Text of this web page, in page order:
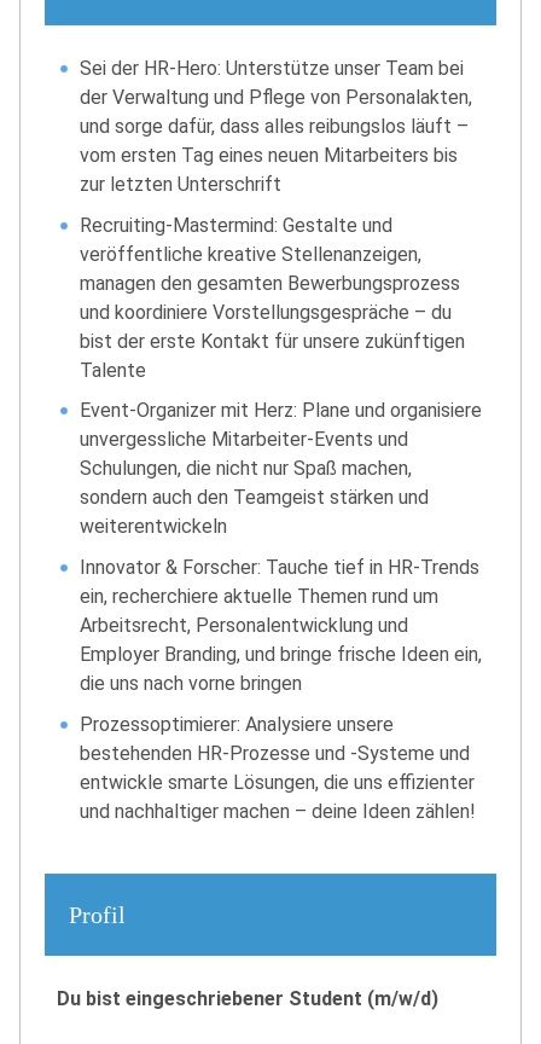
Sei der HR-Hero: Unterstütze unser Team bei
der Verwaltung und Pflege von Personalakten,
und sorge dafür, dass alles reibungslos läuft –
vom ersten Tag eines neuen Mitarbeiters bis
zur letzten Unterschrift
Recruiting-Mastermind: Gestalte und
veröffentliche kreative Stellenanzeigen,
managen den gesamten Bewerbungsprozess
und koordiniere Vorstellungsgespräche – du
bist der erste Kontakt für unsere zukünftigen
Talente
Event-Organizer mit Herz: Plane und organisiere
unvergessliche Mitarbeiter-Events und
Schulungen, die nicht nur Spaß machen,
sondern auch den Teamgeist stärken und
weiterentwickeln
Innovator & Forscher: Tauche tief in HR-Trends
ein, recherchiere aktuelle Themen rund um
Arbeitsrecht, Personalentwicklung und
Employer Branding, und bringe frische Ideen ein,
die uns nach vorne bringen
Prozessoptimierer: Analysiere unsere
bestehenden HR-Prozesse und -Systeme und
entwickle smarte Lösungen, die uns effizienter
und nachhaltiger machen – deine Ideen zählen!
Profil
Du bist eingeschriebener Student (m/w/d)